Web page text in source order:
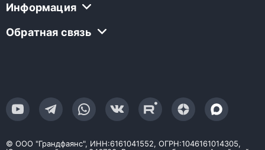
Информация
Обратная связь
© ООО "Грандфаянс", ИНН:6161041552, ОГРН:1046161014305,